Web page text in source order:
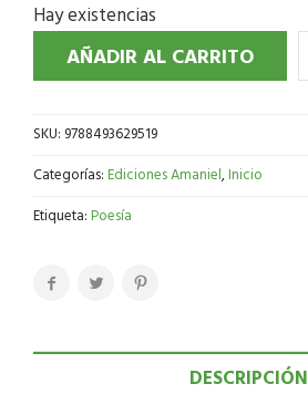
Hay existencias
AÑADIR AL CARRITO
SKU: 9788493629519
Categorías:Ediciones Amaniel,Inicio
Etiqueta:Poesía
DESCRIPCIÓN